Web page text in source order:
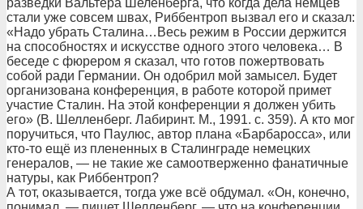
разведки Вальтера Шеленберга, что когда дела немцев
стали уже совсем швах, Риббентроп вызвал его и сказал:
«Надо убрать Сталина…Весь режим в России держится
на способностях и искусстве одного этого человека… В
беседе с фюрером я сказал, что готов пожертвовать
собой ради Германии. Он одобрил мой замысел. Будет
организована конференция, в работе которой примет
участие Сталин. На этой конференции я должен убить
его» (В. Шелленберг. Лабиринт. М., 1991. с. 359). А кто мог
поручиться, что Паулюс, автор плана «Барбаросса», или
кто-то ещё из плененных в Сталинграде немецких
генералов, — не такие же самоотверженно фанатичные
натуры, как Риббентроп?
А тот, оказывается, тогда уже всё обдумал. «Он, конечно,